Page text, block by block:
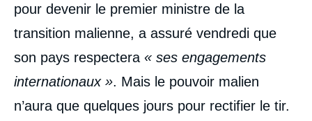
pour devenir le premier ministre de la
transition malienne, a assuré vendredi que
son pays respectera « ses engagements
internationaux ». Mais le pouvoir malien
n’aura que quelques jours pour rectifier le tir.